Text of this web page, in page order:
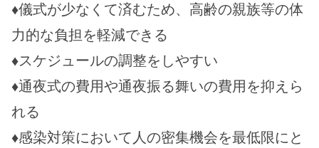
♦儀式が少なくて済むため、高齢の親族等の体
力的な負担を軽減できる
♦スケジュールの調整をしやすい
♦通夜式の費用や通夜振る舞いの費用を抑えら
れる
♦感染対策において人の密集機会を最低限にと